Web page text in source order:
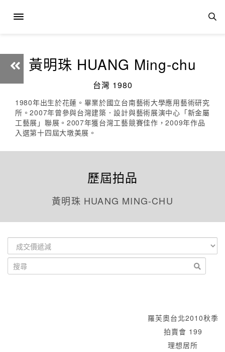
黃明珠 HUANG Ming-chu
台灣 1980
1980年出生於花蓮。畢業於國立台南藝術大學應用藝術研究
所。2007年曾參與台灣建築．設計與藝術展演中心「新金屬
工藝展」聯展。2007年獲台灣工藝競賽佳作，2009年作品
入選第十四屆大墩美展。
歷屆拍品
黃明珠 HUANG MING-CHU
羅芙奧台北2010秋季
拍賣會 199
理想居所